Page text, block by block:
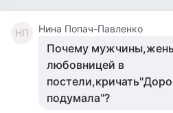
НП Нина Попач-Павленко
Почему
любовницей в
подумала"?